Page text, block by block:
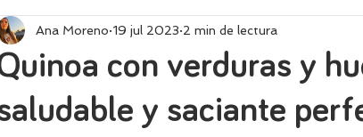
con verduras y
y saciante
Ana Moreno 19 jul 2023 2 min de lectura